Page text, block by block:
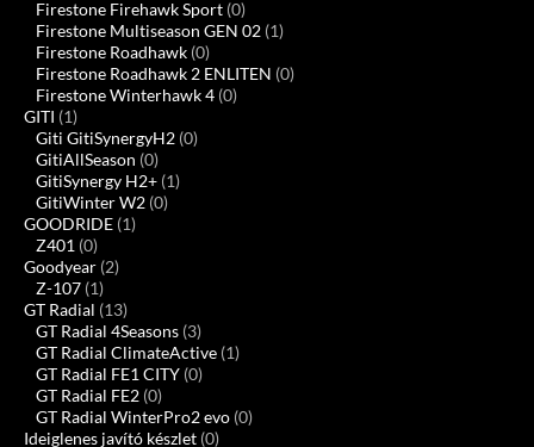
Firestone Firehawk Sport (0)
Firestone Multiseason GEN 02 (1)
Firestone Roadhawk (0)
Firestone Roadhawk 2 ENLITEN (0)
Firestone Winterhawk 4 (0)
GITI (1)
Giti GitiSynergyH2 (0)
GitiAllSeason (0)
GitiSynergy H2+ (1)
GitiWinter W2 (0)
GOODRIDE (1)
Z401 (0)
Goodyear (2)
Z-107 (1)
GT Radial (13)
GT Radial 4Seasons (3)
GT Radial ClimateActive (1)
GT Radial FE1 CITY (0)
GT Radial FE2 (0)
GT Radial WinterPro2 evo (0)
Ideiglenes javító készlet (0)